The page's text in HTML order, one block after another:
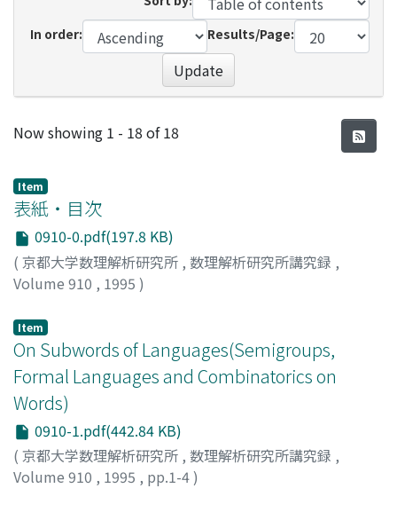
In order:
Results/Page:
Update
Recent Submissions
Now showing 1 - 18 of 18
Item
表紙・目次
0910-0.pdf(197.8 KB)
( 京都大学数理解析研究所 , 数理解析研究所講究録 ,
Volume 910 , 1995 )
Item
On Subwords of Languages(Semigroups,
Formal Languages and Combinatorics on
Words)
0910-1.pdf(442.84 KB)
( 京都大学数理解析研究所 , 数理解析研究所講究録 ,
Volume 910 , 1995 , pp.1-4)